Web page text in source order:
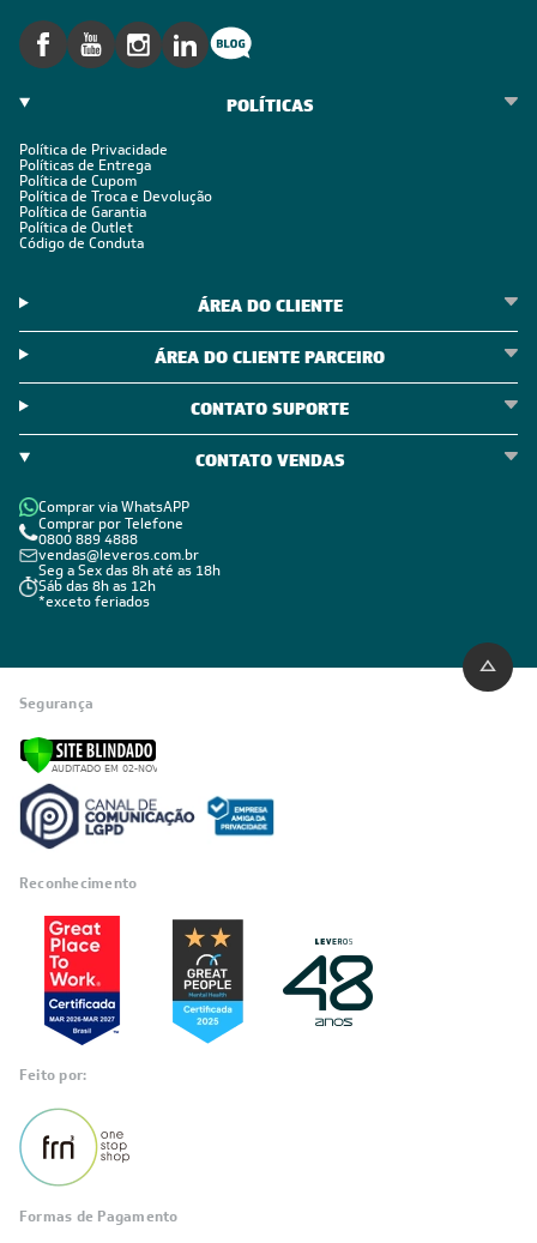
POLÍTICAS
Política de Privacidade
Políticas de Entrega
Política de Cupom
Política de Troca e Devolução
Política de Garantia
Política de Outlet
Código de Conduta
ÁREA DO CLIENTE
ÁREA DO CLIENTE PARCEIRO
CONTATO SUPORTE
CONTATO VENDAS
Comprar via WhatsAPP
Comprar por Telefone
0800 889 4888
vendas@leveros.com.br
Seg a Sex das 8h até as 18h
Sáb das 8h as 12h
*exceto feriados
Segurança
Reconhecimento
Feito por:
Formas de Pagamento